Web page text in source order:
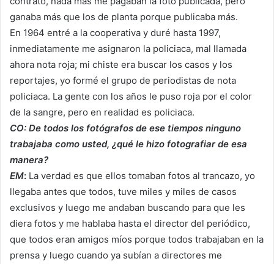
ganaba más que los de planta porque publicaba más.
En 1964 entré a la cooperativa y duré hasta 1997,
inmediatamente me asignaron la policiaca, mal llamada
ahora nota roja; mi chiste era buscar los casos y los
reportajes, yo formé el grupo de periodistas de nota
policiaca. La gente con los años le puso roja por el color
de la sangre, pero en realidad es policiaca.
CO: De todos los fotógrafos de ese tiempos ninguno
trabajaba como usted, ¿qué le hizo fotografiar de esa
manera?
EM: La verdad es que ellos tomaban fotos al trancazo, yo
llegaba antes que todos, tuve miles y miles de casos
exclusivos y luego me andaban buscando para que les
diera fotos y me hablaba hasta el director del periódico,
que todos eran amigos míos porque todos trabajaban en la
prensa y luego cuando ya subían a directores me